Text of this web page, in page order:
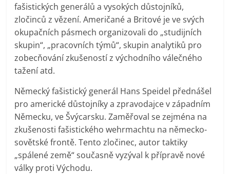
fašistických generálů a vysokých důstojníků,
zločinců z vězení. Američané a Britové je ve svých
okupačních pásmech organizovali do „studijních
skupin“, „pracovních týmů“, skupin analytiků pro
zobecňování zkušeností z východního válečného
tažení atd.
Německý fašistický generál Hans Speidel přednášel
pro americké důstojníky a zpravodajce v západním
Německu, ve Švýcarsku. Zaměřoval se zejména na
zkušenosti fašistického wehrmachtu na německo-
sovětské frontě. Tento zločinec, autor taktiky
„spálené země“ současně vyzýval k přípravě nové
války proti Východu.